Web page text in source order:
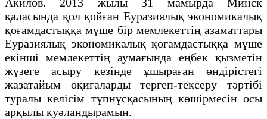
қаласында қол қойған Еуразиялық экономикалық
қоғамдастыққа мүше бір мемлекеттің азаматтары
Еуразиялық экономикалық қоғамдастыққа мүше
екінші мемлекеттің аумағында еңбек қызметін
жүзеге асыру кезінде ұшыраған өндірістегі
жазатайым оқиғаларды тергеп-тексеру тәртібі
туралы келісім түпнұсқасының көшірмесін осы
арқылы куәландырамын.